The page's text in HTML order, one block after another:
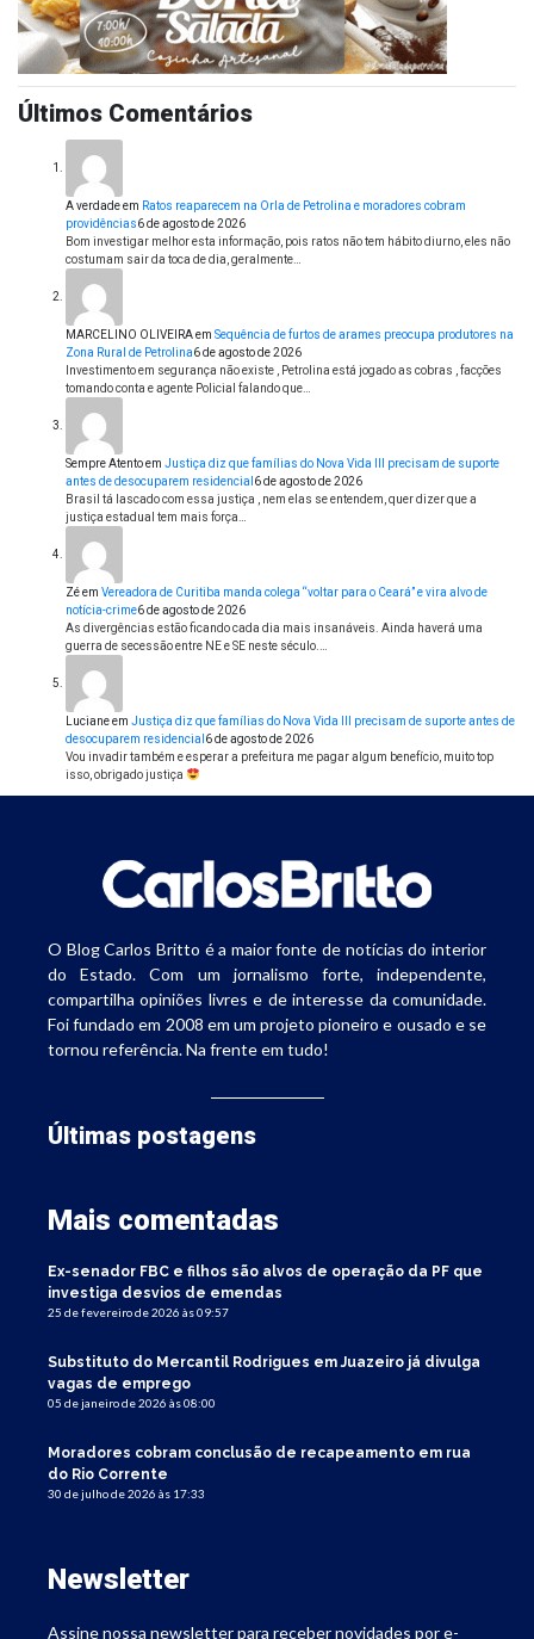
Últimos Comentários
A verdadeem Ratos reaparecem na Orla de Petrolina e moradores cobram
providências6 de agosto de 2026
Bom investigar melhor esta informação, pois ratos não tem hábito diurno, eles não
costumam sair da toca de dia, geralmente…
MARCELINO OLIVEIRAem Sequência de furtos de arames preocupa produtores na
Zona Rural de Petrolina6 de agosto de 2026
Investimento em segurança não existe , Petrolina está jogado as cobras , facções
tomando conta e agente Policial falando que…
Sempre Atentoem Justiça diz que famílias do Nova Vida III precisam de suporte
antes de desocuparem residencial 6 de agosto de 2026
Brasil tá lascado com essa justiça , nem elas se entendem, quer dizer que a
justiça estadual tem mais força…
Zéem Vereadora de Curitiba manda colega “voltar para o Ceará” e vira alvo de
notícia-crime6 de agosto de 2026
As divergências estão ficando cada dia mais insanáveis. Ainda haverá uma
guerra de secessão entre NE e SE neste século.…
Lucianeem Justiça diz que famílias do Nova Vida III precisam de suporte antes de
desocuparem residencial 6 de agosto de 2026
Vou invadir também e esperar a prefeitura me pagar algum benefício, muito top
isso, obrigado justiça
O Blog Carlos Britto é a maior fonte de notícias do interior
do Estado. Com um jornalismo forte, independente,
compartilha opiniões livres e de interesse da comunidade.
Foi fundado em 2008 em um projeto pioneiro e ousado e se
tornou referência. Na frente em tudo!
Últimas postagens
Mais comentadas
Ex-senador FBC e filhos são alvos de operação da PF que
investiga desvios de emendas
25 de fevereiro de 2026 às 09:57
Substituto do Mercantil Rodrigues em Juazeiro já divulga
vagas de emprego
05 de janeiro de 2026 às 08:00
Moradores cobram conclusão de recapeamento em rua
do Rio Corrente
30 de julho de 2026 às 17:33
Newsletter
Assine nossa newsletter para receber novidades por e-